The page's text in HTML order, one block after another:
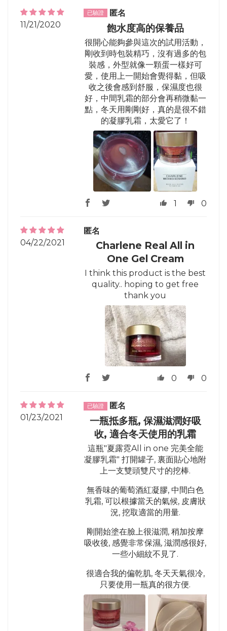
11/21/2020
匿名
飽水度高的保養品
很開心能夠參與這次的試用活動，
剛收到時包裝精巧，沒有過多的包
裝感，外型就像一顆蛋一樣好可
愛，使用上一開始會覺得黏，但吸
收之後會感到舒服，保濕度也很
好，中間乳霜的部分會再稍微黏一
點，冬天用剛剛好，真的是很不錯
的凝膠乳霜，太愛它了！
1 0
04/22/2021
匿名
Charlene Real All in
One Gel Cream
I think this product is the best
quality.. hoping to get free
thank you
0 0
01/23/2021
匿名
一瓶抵多瓶, 保濕滋潤好吸
收, 適合冬天使用的乳霜
這瓶"夏露霓All in one 完美全能
凝膠乳霜" 打開罐子, 裏面貼心地附
上一支雙頭雙尺寸的挖棒.
無香味的葡萄酒紅凝膠, 中間白色
乳霜, 可以根據當天的氣候, 皮膚狀
況, 挖取適當的用量.
剛開始塗在臉上很滋潤, 稍加按摩
吸收後, 感覺非常保濕, 滋潤感很好,
一些小細紋不見了.
很適合我的偏乾肌, 冬天天氣很冷,
只要使用一瓶真的很方便.